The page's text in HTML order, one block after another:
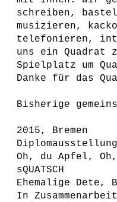
schreiben,
musizieren,
telefonieren,
uns ein Quadrat
Spielplatz um
Danke für das
Bisherige
2015, Bremen
Oh, du Apfel, Oh,
sQUATSCH
Ehemalige Dete,
In